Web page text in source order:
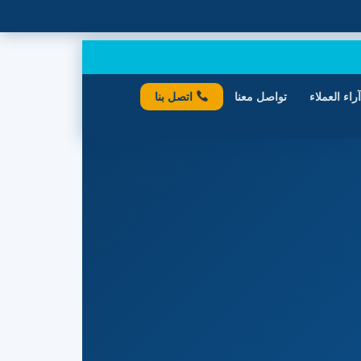
آراء العملاء تواصل معنا اتصل بنا